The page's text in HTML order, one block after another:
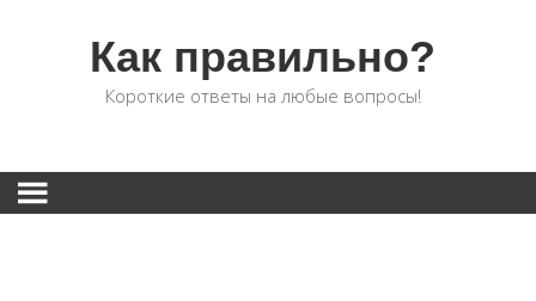
Как правильно?
Короткие ответы на любые вопросы!